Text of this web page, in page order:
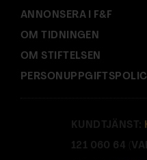
ANNONSERA I F&F
OM TIDNINGEN
OM STIFTELSEN
KUNDTJÄNST:
121 060 64